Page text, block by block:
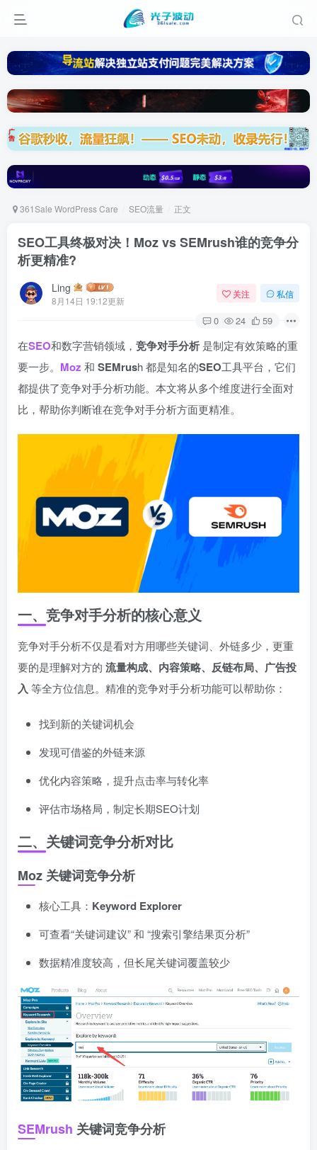
361Sale WordPress Care SEO流量 正文
SEO工具终极对决！Moz vs SEMrush谁的竞争分
析更精准?
Ling
8月14日 19:12更新
关注 私信
0 24 59
在SEO和数字营销领域， 竞争对手分析 是制定有效策略的重
要一步。 Moz 和 SEMrush 都是知名的SEO工具平台，它们
都提供了竞争对手分析功能。本文将从多个维度进行全面对
比，帮助你判断谁在竞争对手分析方面更精准。
一、竞争对手分析的核心意义
竞争对手分析不仅是看对方用哪些关键词、外链多少，更重
要的是理解对方的 流量构成、内容策略、反链布局、广告投
入 等全方位信息。精准的竞争对手分析功能可以帮助你：
找到新的关键词机会
发现可借鉴的外链来源
优化内容策略，提升点击率与转化率
评估市场格局，制定长期SEO计划
二、关键词竞争分析对比
Moz 关键词竞争分析
核心工具： Keyword Explorer
可查看“关键词建议” 和 “搜索引擎结果页分析”
数据精准度较高，但长尾关键词覆盖较少
SEMrush 关键词竞争分析